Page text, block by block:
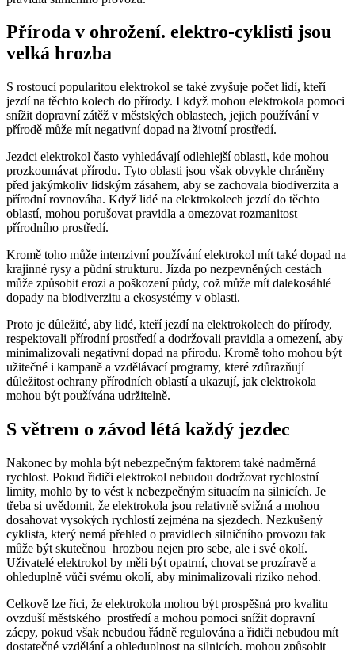
Příroda v ohrožení. elektro-cyklisti jsou
velká hrozba
S rostoucí popularitou elektrokol se také zvyšuje počet lidí, kteří
jezdí na těchto kolech do přírody. I když mohou elektrokola pomoci
snížit dopravní zátěž v městských oblastech, jejich používání v
přírodě může mít negativní dopad na životní prostředí.
Jezdci elektrokol často vyhledávají odlehlejší oblasti, kde mohou
prozkoumávat přírodu. Tyto oblasti jsou však obvykle chráněny
před jakýmkoliv lidským zásahem, aby se zachovala biodiverzita a
přírodní rovnováha. Když lidé na elektrokolech jezdí do těchto
oblastí, mohou porušovat pravidla a omezovat rozmanitost
přírodního prostředí.
Kromě toho může intenzivní používání elektrokol mít také dopad na
krajinné rysy a půdní strukturu. Jízda po nezpevněných cestách
může způsobit erozi a poškození půdy, což může mít dalekosáhlé
dopady na biodiverzitu a ekosystémy v oblasti.
Proto je důležité, aby lidé, kteří jezdí na elektrokolech do přírody,
respektovali přírodní prostředí a dodržovali pravidla a omezení, aby
minimalizovali negativní dopad na přírodu. Kromě toho mohou být
užitečné i kampaně a vzdělávací programy, které zdůrazňují
důležitost ochrany přírodních oblastí a ukazují, jak elektrokola
mohou být používána udržitelně.
S větrem o závod létá každý jezdec
Nakonec by mohla být nebezpečným faktorem také nadměrná
rychlost. Pokud řidiči elektrokol nebudou dodržovat rychlostní
limity, mohlo by to vést k nebezpečným situacím na silnicích. Je
třeba si uvědomit, že elektrokola jsou relativně svižná a mohou
dosahovat vysokých rychlostí zejména na sjezdech. Nezkušený
cyklista, který nemá přehled o pravidlech silničního provozu tak
může být skutečnou hrozbou nejen pro sebe, ale i své okolí.
Uživatelé elektrokol by měli být opatrní, chovat se prozíravě a
ohleduplně vůči svému okolí, aby minimalizovali riziko nehod.
Celkově lze říci, že elektrokola mohou být prospěšná pro kvalitu
ovzduší městského prostředí a mohou pomoci snížit dopravní
zácpy, pokud však nebudou řádně regulována a řidiči nebudou mít
dostatečné vzdělání a ohleduplnost na silnicích, mohou způsobit